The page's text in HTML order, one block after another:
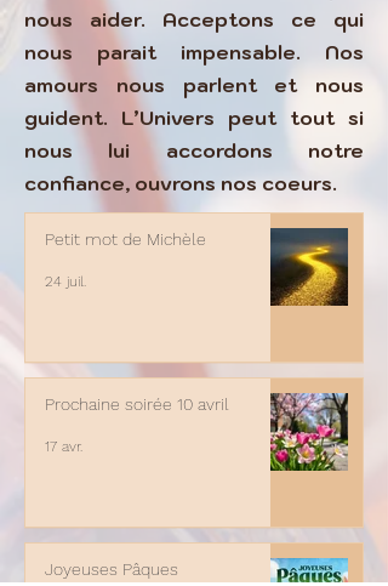
nous aider. Acceptons ce qui
nous parait impensable. Nos
amours nous parlent et nous
guident. L’Univers peut tout si
nous lui accordons notre
confiance, ouvrons nos coeurs.
Petit mot de Michèle
24 juil.
Prochaine soirée 10 avril
17 avr.
Joyeuses Pâques